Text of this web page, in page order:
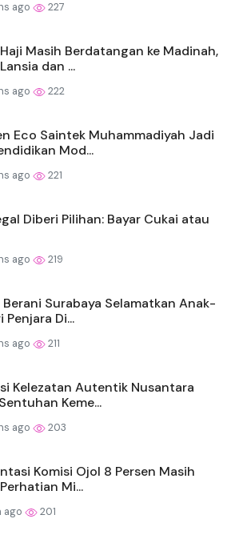
ago 227
Masih Berdatangan ke Madinah,
dan ...
ago 222
Eco Saintek Muhammadiyah Jadi
Mod...
ago 221
Diberi Pilihan: Bayar Cukai atau
ago 219
Berani Surabaya Selamatkan Anak-
Penjara Di...
ago 211
Kelezatan Autentik Nusantara
Keme...
ago 203
Komisi Ojol 8 Persen Masih
Mi...
ago 201